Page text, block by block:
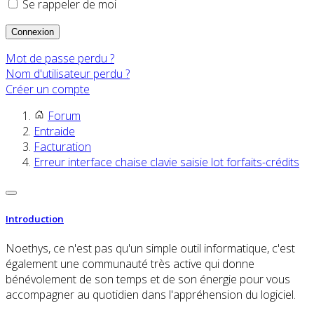
Se rappeler de moi
Connexion
Mot de passe perdu ?
Nom d'utilisateur perdu ?
Créer un compte
Forum
Entraide
Facturation
Erreur interface chaise clavie saisie lot forfaits-crédits
Introduction
Noethys, ce n'est pas qu'un simple outil informatique, c'est
également une communauté très active qui donne
bénévolement de son temps et de son énergie pour vous
accompagner au quotidien dans l'appréhension du logiciel.